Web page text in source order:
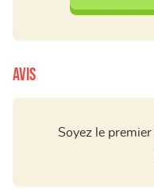
Avis
Soyez le